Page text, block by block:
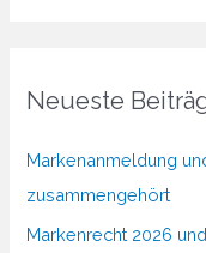
Neueste
Markenanmeldung
zusammengehört
Markenrecht 2026